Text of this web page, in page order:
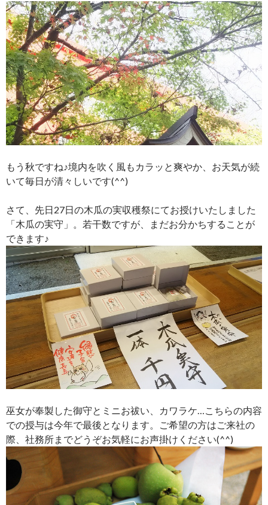
もう秋ですね♪境内を吹く風もカラッと爽やか、お天気が続
いて毎日が清々しいです(^^)
さて、先日27日の木瓜の実収穫祭にてお授けいたしました
「木瓜の実守」。若干数ですが、まだお分かちすることが
できます♪
巫女が奉製した御守とミニお祓い、カワラケ…こちらの内容
での授与は今年で最後となります。ご希望の方はご来社の
際、社務所までどうぞお気軽にお声掛けください(^^)